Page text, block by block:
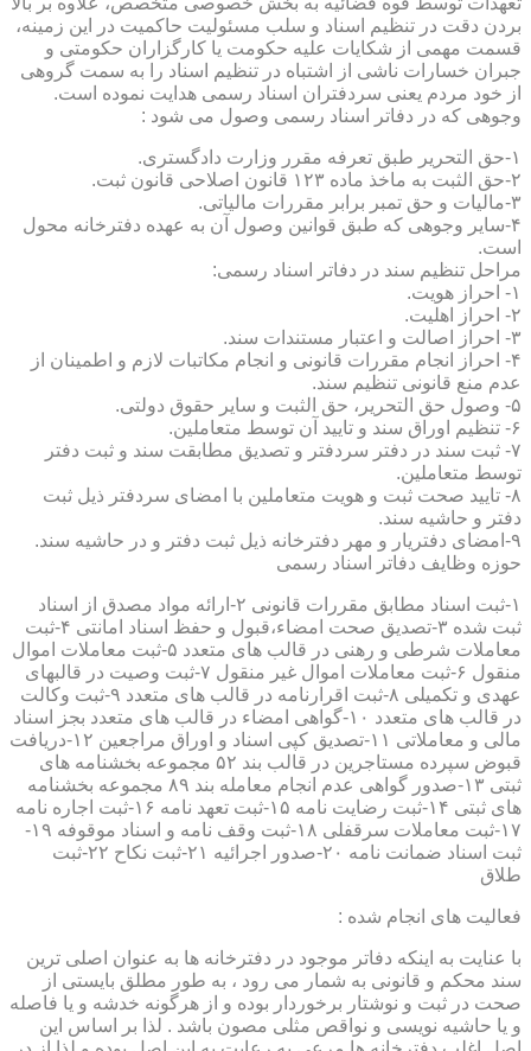
بردن دقت در تنظیم اسناد و سلب مسئولیت حاکمیت در این زمینه،
قسمت مهمی از شکایات علیه حکومت یا کارگزاران حکومتی و
جبران خسارات ناشی از اشتباه در تنظیم اسناد را به سمت گروهی
از خود مردم یعنی سردفتران اسناد رسمی هدایت نموده است.
وجوهی که در دفاتر اسناد رسمی وصول می شود :
۱-حق التحریر طبق تعرفه مقرر وزارت دادگستری.
۲-حق الثبت به ماخذ ماده ۱۲۳ قانون اصلاحی قانون ثبت.
۳-مالیات و حق تمبر برابر مقررات مالیاتی.
۴-سایر وجوهی که طبق قوانین وصول آن به عهده دفترخانه محول
است.
مراحل تنظیم سند در دفاتر اسناد رسمی:
۱- احراز هویت.
۲- احراز اهلیت.
۳- احراز اصالت و اعتبار مستندات سند.
۴- احراز انجام مقررات قانونی و انجام مکاتبات لازم و اطمینان از
عدم منع قانونی تنظیم سند.
۵- وصول حق التحریر، حق الثبت و سایر حقوق دولتی.
۶- تنظیم اوراق سند و تایید آن توسط متعاملین.
۷- ثبت سند در دفتر سردفتر و تصدیق مطابقت سند و ثبت دفتر
توسط متعاملین.
۸- تایید صحت ثبت و هویت متعاملین با امضای سردفتر ذیل ثبت
دفتر و حاشیه سند.
۹-امضای دفتریار و مهر دفترخانه ذیل ثبت دفتر و در حاشیه سند.
حوزه وظایف دفاتر اسناد رسمی
۱-ثبت اسناد مطابق مقررات قانونی ۲-ارائه مواد مصدق از اسناد
ثبت شده ۳-تصدیق صحت امضاء،قبول و حفظ اسناد امانتی ۴-ثبت
معاملات شرطی و رهنی در قالب های متعدد ۵-ثبت معاملات اموال
منقول ۶-ثبت معاملات اموال غیر منقول ۷-ثبت وصیت در قالبهای
عهدی و تکمیلی ۸-ثبت اقرارنامه در قالب های متعدد ۹-ثبت وکالت
در قالب های متعدد ۱۰-گواهی امضاء در قالب های متعدد بجز اسناد
مالی و معاملاتی ۱۱-تصدیق کپی اسناد و اوراق مراجعین ۱۲-دریافت
قبوض سپرده مستاجرین در قالب بند ۵۲ مجموعه بخشنامه های
ثبتی ۱۳-صدور گواهی عدم انجام معامله بند ۸۹ مجموعه بخشنامه
های ثبتی ۱۴-ثبت رضایت نامه ۱۵-ثبت تعهد نامه ۱۶-ثبت اجاره نامه
۱۷-ثبت معاملات سرقفلی ۱۸-ثبت وقف نامه و اسناد موقوفه ۱۹-
ثبت اسناد ضمانت نامه ۲۰-صدور اجرائیه ۲۱-ثبت نکاح ۲۲-ثبت
طلاق
فعالیت های انجام شده :
با عنایت به اینکه دفاتر موجود در دفترخانه ها به عنوان اصلی ترین
سند محکم و قانونی به شمار می رود ، به طور مطلق بایستی از
صحت در ثبت و نوشتار برخوردار بوده و از هرگونه خدشه و یا فاصله
و یا حاشیه نویسی و نواقص مثلی مصون باشد . لذا بر اساس این